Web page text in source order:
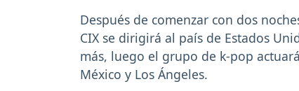
Después de comenzar con dos
CIX se dirigirá al país de Estados
más, luego el grupo de k-pop
México y Los Ángeles.